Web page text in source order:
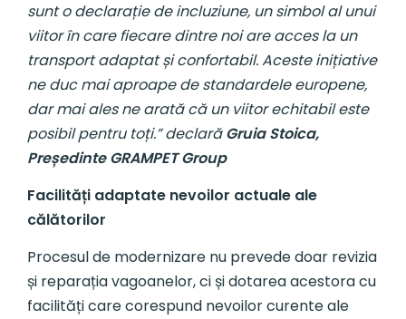
sunt o declarație de incluziune, un simbol al unui
viitor în care fiecare dintre noi are acces la un
transport adaptat și confortabil. Aceste inițiative
ne duc mai aproape de standardele europene,
dar mai ales ne arată că un viitor echitabil este
posibil pentru toți.” declarăGruia Stoica,
Președinte GRAMPET Group
Facilități adaptate nevoilor actuale ale
călătorilor
Procesul de modernizare nu prevede doar revizia
și reparația vagoanelor, ci și dotarea acestora cu
facilități care corespund nevoilor curente ale